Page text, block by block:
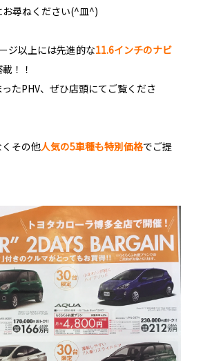
尋ねください(^皿^)
ジ以上には先進的な11.6インチのナビ
！！
たPHV、ぜひ店頭にてご覧くださ
その他人気の5車種も特別価格でご提